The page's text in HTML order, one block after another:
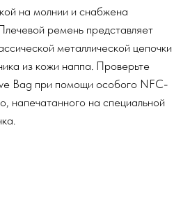
на молнии и снабжена
ремень представляет
металлической цепочки
из кожи наппа. Проверьте
Bag при помощи особого NFC-
напечатанного на специальной